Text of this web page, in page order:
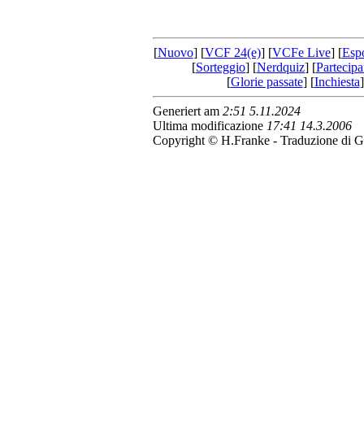
[Nuovo] [VCF 24(e)] [VCFe Live] [
[Sorteggio] [Nerdquiz] [
[Glorie passate] [Inchiesta
Generiert am 2:51 5.11.2024
Ultima modificazione 17:41 14.3.2006
Copyright © H.Franke - Traduzione di